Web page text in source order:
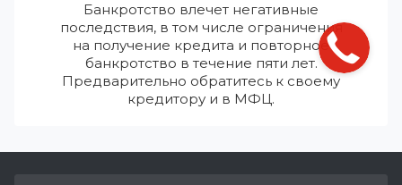
Банкротство влечет негативные
последствия, в том числе ограничения
на получение кредита и повторное
банкротство в течение пяти лет.
Предварительно обратитесь к своему
кредитору и в МФЦ.